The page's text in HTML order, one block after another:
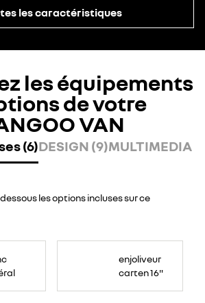
les caractéristiques
les équipements
de votre
VAN
(6)DESIGN (9)MULTIMEDIA
les options incluses sur ce
enjoliveur
carten 16"